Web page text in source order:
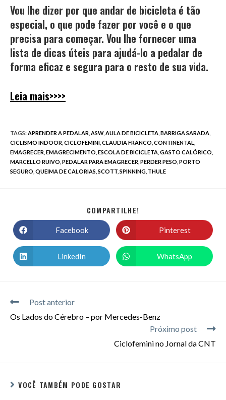
Vou lhe dizer por que andar de bicicleta é tão
especial, o que pode fazer por você e o que
precisa para começar. Vou lhe fornecer uma
lista de dicas úteis para ajudá-lo a pedalar de
forma eficaz e segura para o resto de sua vida.
Leia mais>>>>
TAGS:APRENDER A PEDALAR ASW, AULA DE BICICLETA BARRIGA SARADA
CICLISMO INDOOR CICLOFEMINI CLAUDIA FRANCO CONTINENTAL
EMAGRECER EMAGRECIMENTO ESCOLA DE BICICLETA GASTO CALÓRICO
MARCELLO RUIVO PEDALAR PARA EMAGRECER PERDER PESO PORTO
SEGURO QUEIMA DE CALORIAS SCOTT SPINNING THULE
COMPARTILHE!
Facebook Pinterest
LinkedIn WhatsApp
Post anterior
Os Lados do Cérebro – por Mercedes-Benz
Próximo post
Ciclofemini no Jornal da CNT
VOCÊ TAMBÉM PODE GOSTAR